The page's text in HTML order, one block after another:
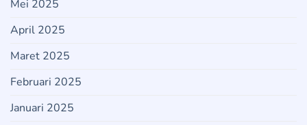
Mei 2025
April 2025
Maret 2025
Februari 2025
Januari 2025